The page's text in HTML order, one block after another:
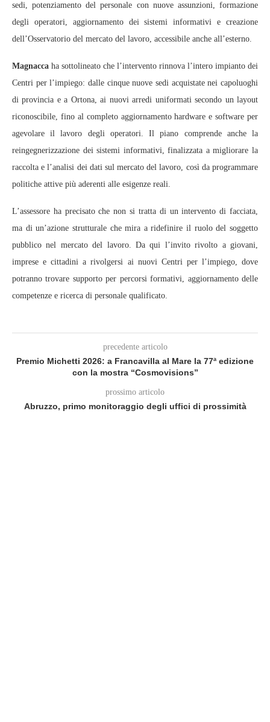
sedi, potenziamento del personale con nuove assunzioni, formazione
degli operatori, aggiornamento dei sistemi informativi e creazione
dell’Osservatorio del mercato del lavoro, accessibile anche all’esterno.
Magnacca ha sottolineato che l’intervento rinnova l’intero impianto dei
Centri per l’impiego: dalle cinque nuove sedi acquistate nei capoluoghi
di provincia e a Ortona, ai nuovi arredi uniformati secondo un layout
riconoscibile, fino al completo aggiornamento hardware e software per
agevolare il lavoro degli operatori. Il piano comprende anche la
reingegnerizzazione dei sistemi informativi, finalizzata a migliorare la
raccolta e l’analisi dei dati sul mercato del lavoro, così da programmare
politiche attive più aderenti alle esigenze reali.
L’assessore ha precisato che non si tratta di un intervento di facciata,
ma di un’azione strutturale che mira a ridefinire il ruolo del soggetto
pubblico nel mercato del lavoro. Da qui l’invito rivolto a giovani,
imprese e cittadini a rivolgersi ai nuovi Centri per l’impiego, dove
potranno trovare supporto per percorsi formativi, aggiornamento delle
competenze e ricerca di personale qualificato.
precedente articolo
Premio Michetti 2026: a Francavilla al Mare la 77ª edizione
con la mostra “Cosmovisions”
prossimo articolo
Abruzzo, primo monitoraggio degli uffici di prossimità